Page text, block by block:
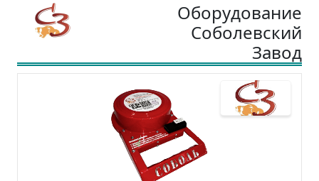
Оборудование
Соболевский
Завод